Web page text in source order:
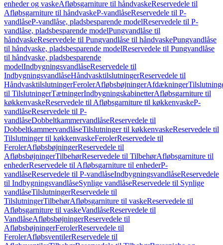
enheder og vaskeAfløbsgarniture til håndvaskeReservedele til
Afløbsgarniture til håndvaskeP-vandlåseReservedele til P-
vandlåseP-vandlåse, pladsbesparende modelReservedele til P-
vandlåse, pladsbesparende modelPungvandlåse til
håndvaskeReservedele til Pungvandlåse til håndvaskePungvandlåse
til håndvaske, pladsbesparende modelReservedele til Pungvandlåse
til håndvaske, pladsbesparende
modelIndbygningsvandlåseReservedele til
IndbygningsvandlåseHåndvasktilslutningerReservedele til
HåndvasktilslutningerFerolerAfløbsbøjningerAfdækninger
til TilslutningerTætningerIndbygningskabinetterAfløbsgarniture til
køkkenvaskeReservedele til Afløbsgarniture til køkkenvaskeP-
vandlåseReservedele til P-
vandlåseDobbeltkammervandlåseReservedele til
DobbeltkammervandlåseTilslutninger til køkkenvaskeReservedele til
Tilslutninger til køkkenvaskeFerolerReservedele til
FerolerAfløbsbøjningerReservedele til
AfløbsbøjningerTilbehørReservedele til TilbehørAfløbsgarniture til
enhederReservedele til Afløbsgarniture til enhederP-
vandlåseReservedele til P-vandlåseIndbygningsvandlåseReservedele
til IndbygningsvandlåseSynlige vandlåseReservedele til Synlige
vandlåseTilslutningerReservedele til
TilslutningerTilbehørAfløbsgarniture til vaskeReservedele til
Afløbsgarniture til vaskeVandlåseReservedele til
VandlåseAfløbsbøjningerReservedele til
AfløbsbøjningerFerolerReservedele til
FerolerAfløbsventilerReservedele til